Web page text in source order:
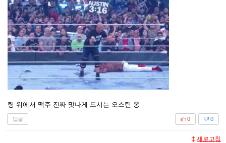
링 위에서 맥주 진짜 맛나게 드시는 오스틴 옹
답글 0
0
새로고침